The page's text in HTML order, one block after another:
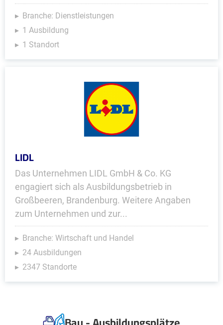
Branche: Dienstleistungen
1 Ausbildung
1 Standort
LIDL
Das Unternehmen LIDL GmbH & Co. KG
engagiert sich als Ausbildungsbetrieb in
Großbeeren, Brandenburg. Weitere Angaben
zum Unternehmen und zur...
Branche: Wirtschaft und Handel
24 Ausbildungen
2347 Standorte